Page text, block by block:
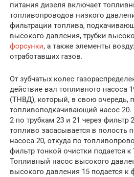
питания дизеля включает
топливопроводов низкого
фильтрации топлива,
высокого давления, трубки
форсунки, а также элементы
отработавших газов.
От зубчатых колес
действие вал топливного насоса
(ТНВД), который, в свою очередь,
топливоподкачивающий насос 20.
2 по трубкам 23 и 21 через фильтр
топливо засасывается в полость
насоса 20, откуда по
фильтр тонкой очистки подается
Топливный насос высокого
высокого давления 15 подается к